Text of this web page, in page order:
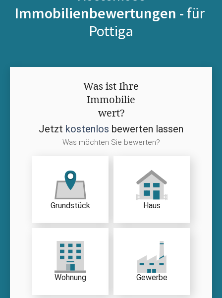
Immobilienbewertungen - für
Pottiga
Was ist Ihre
Immobilie
wert?
Jetzt kostenlos bewerten lassen
Was möchten Sie bewerten?
Grundstück Haus
Wohnung Gewerbe